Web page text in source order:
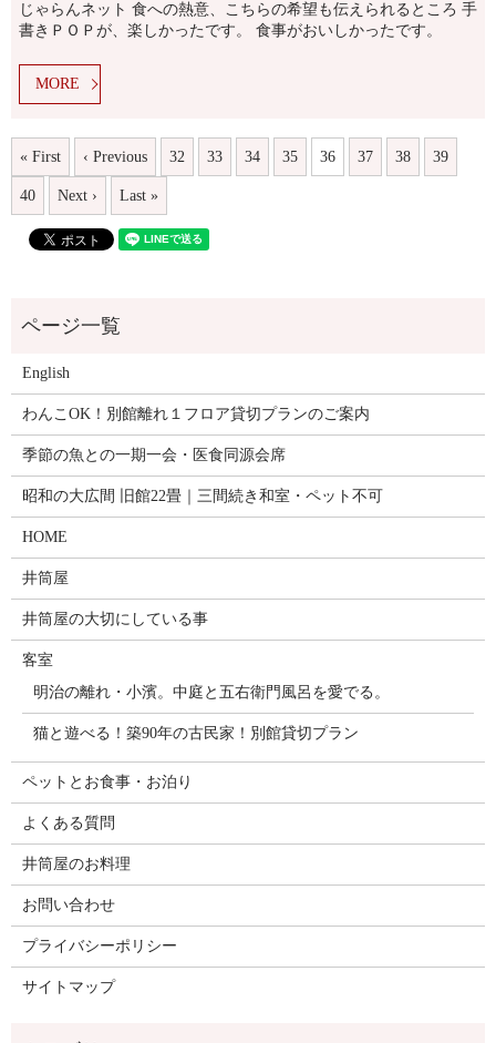
じゃらんネット 食への熱意、こちらの希望も伝えられるところ 手
書きＰＯＰが、楽しかったです。 食事がおいしかったです。
MORE
« First ‹ Previous 32 33 34 35 36 37 38 39
40 Next › Last »
English
わんこOK！別館離れ１フロア貸切プランのご案内
季節の魚との一期一会・医食同源会席
昭和の大広間 旧館22畳｜三間続き和室・ペット不可
HOME
井筒屋
井筒屋の大切にしている事
客室
明治の離れ・小濱。中庭と五右衛門風呂を愛でる。
猫と遊べる！築90年の古民家！別館貸切プラン
ペットとお食事・お泊り
よくある質問
井筒屋のお料理
お問い合わせ
プライバシーポリシー
サイトマップ